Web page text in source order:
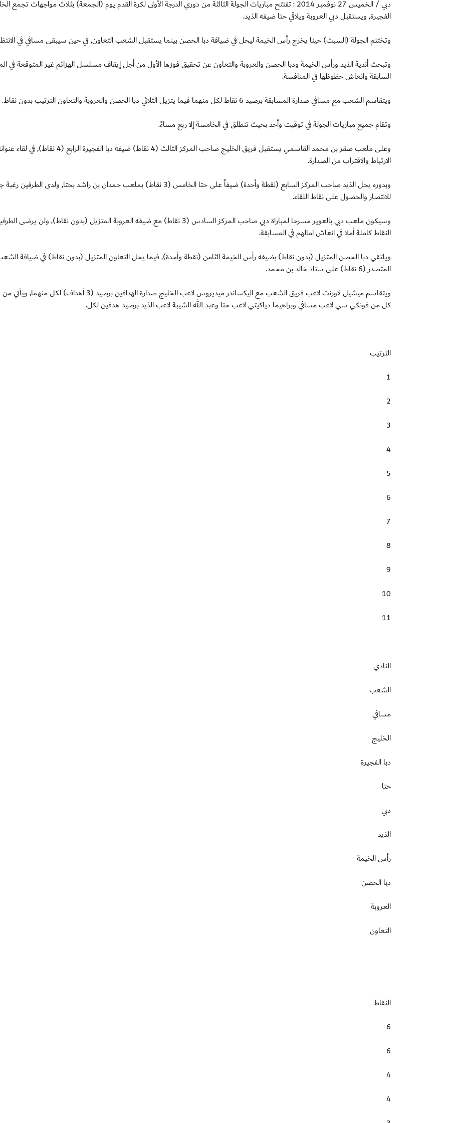
دبي / الخميس 27 نوفمبر 2014 : تفتتح مباريات الجولة الثالثة من دوري الدرجة الأولى لكرة القدم يوم (الجمعة) بثلاث مواجهات تجمع
الفجيرة, ويستقبل دبي العروبة ويلاقي حتا ضيفه الذيد.
وتختتم الجولة (السبت) حينا يخرج رأس الخيمة ليحل في ضيافة دبا الحصن بينما يستقبل الشعب التعاون, في حين سيبقى مسافي في
وتبحث أندية الذيد ورأس الخيمة ودبا الحصن والعروبة والتعاون عن تحقيق فوزها الأول من أجل إيقاف مسلسل الهزائم غير المتوقعة في
السابقة وانعاش حظوظها في المنافسة.
ويتقاسم الشعب مع مسافي صدارة المسابقة برصيد 6 نقاط لكل منهما فيما يتزيل الثلاثي دبا الحصن والعروبة والتعاون الترتيب بدون نقاط.
وتقام جميع مباريات الجولة في توقيت وأحد بحيث تنطلق في الخامسة إلا ربع مساءً.
وعلى ملعب صقر بن محمد القاسمي يستقبل فريق الخليج صاحب المركز الثالث (4 نقاط) ضيفه دبا الفجيرة
الارتباط والاقتراب من الصدارة.
وبدوره يحل الذيد صاحب المركز السابع (نقطة وأحدة) ضيفاً على حتا الخامس (3 نقاط) بملعب حمدان بن راشد بحتا, ولدى
للانتصار والحصول على نقاط اللقاء.
وسيكون ملعب دبي بالعوير مسرحا لمباراة دبي صاحب المركز السادس (3 نقاط) مع ضيفه العروبة المتزيل (بدون نقاط), ولن
النقاط كاملة أملا في انعاش امالهم في المسابقة.
ويلتقي دبا الحصن المتزيل (بدون نقاط) بضيفه رأس الخيمة الثامن (نقطة وأحدة), فيما يحل التعاون المتزيل (بدون نقاط) في ضيافة
المتصدر (6 نقاط) على ستاد خالد بن محمد.
ويتقاسم ميشيل لاورنت لاعب فريق الشعب مع اليكساندر ميديروس لاعب الخليج صدارة الهدافين برصيد (3
كل من فونكي سي لاعب مسافي وبراهيما دياكيتي لاعب حتا وعبد الله الشيبة لاعب الذيد برصيد هدفين لكل.
الترتيب
1
2
3
4
5
6
7
8
9
10
11
النادي
الشعب
مسافي
الخليج
دبا الفجيرة
حتا
دبي
الذيد
رأس الخيمة
دبا الحصن
العروبة
التعاون
النقاط
6
6
4
4